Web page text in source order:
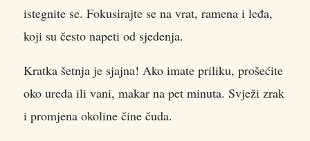
istegnite se. Fokusirajte se na vrat, ramena i leđa,
koji su često napeti od sjedenja.
Kratka šetnja je sjajna! Ako imate priliku, prošećite
oko ureda ili vani, makar na pet minuta. Svježi zrak
i promjena okoline čine čuda.